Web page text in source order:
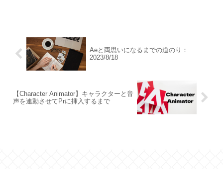
Aeと両思いになるまでの道のり：
2023/8/18
【Character Animator】キャラクターと音
声を連動させてPrに挿入するまで